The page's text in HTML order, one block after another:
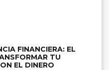
FINANCIERA: EL
TU
EL DINERO